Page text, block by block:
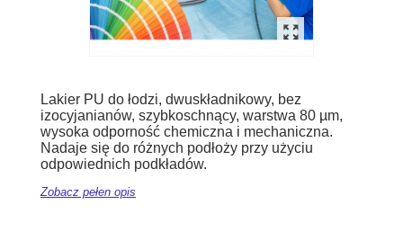
Lakier PU do łodzi, dwuskładnikowy, bez
izocyjanianów, szybkoschnący, warstwa 80 µm,
wysoka odporność chemiczna i mechaniczna.
Nadaje się do różnych podłoży przy użyciu
odpowiednich podkładów.
Zobacz pełen opis